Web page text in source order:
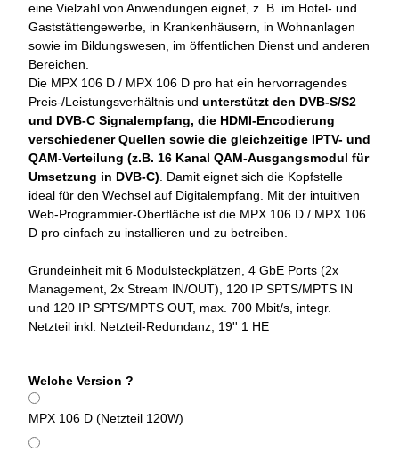
eine Vielzahl von Anwendungen eignet, z. B. im Hotel- und
Gaststättengewerbe, in Krankenhäusern, in Wohnanlagen
sowie im Bildungswesen, im öffentlichen Dienst und anderen
Bereichen.
Die MPX 106 D / MPX 106 D pro hat ein hervorragendes
Preis-/Leistungsverhältnis und unterstützt den DVB-S/S2
und DVB-C Signalempfang, die HDMI-Encodierung
verschiedener Quellen sowie die gleichzeitige IPTV- und
QAM-Verteilung (z.B. 16 Kanal QAM-Ausgangsmodul für
Umsetzung in DVB-C) . Damit eignet sich die Kopfstelle
ideal für den Wechsel auf Digitalempfang. Mit der intuitiven
Web-Programmier-Oberfläche ist die MPX 106 D / MPX 106
D pro einfach zu installieren und zu betreiben.
Grundeinheit mit 6 Modulsteckplätzen, 4 GbE Ports (2x
Management, 2x Stream IN/OUT), 120 IP SPTS/MPTS IN
und 120 IP SPTS/MPTS OUT, max. 700 Mbit/s, integr.
Netzteil inkl. Netzteil-Redundanz, 19'' 1 HE
Welche Version ?
MPX 106 D (Netzteil 120W)